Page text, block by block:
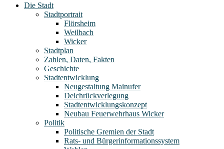
Die Stadt
Stadtportrait
Flörsheim
Weilbach
Wicker
Stadtplan
Zahlen, Daten, Fakten
Geschichte
Stadtentwicklung
Neugestaltung Mainufer
Deichrückverlegung
Stadtentwicklungskonzept
Neubau Feuerwehrhaus Wicker
Politik
Politische Gremien der Stadt
Rats- und Bürgerinformationssystem